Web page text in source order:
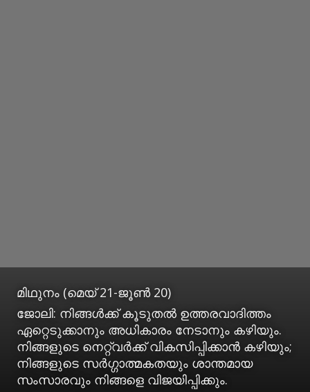
മിഥുനം (മെയ് 21-ജൂണ്‍ 20)
ജോലി: നിങ്ങള്‍ക്ക് കൂടുതല്‍ ഉത്തരവാദിത്തം
ഏറ്റെടുക്കാനും അധികാരം നേടാനും കഴിയും.
നിങ്ങളുടെ നെറ്റ്വര്‍ക്ക് വികസിപ്പിക്കാന്‍ കഴിയും;
നിങ്ങളുടെ സര്‍ഗ്ഗാത്മകതയും ശാന്തമായ
സംസാരവും നിങ്ങളെ വിജയിപ്പിക്കും.